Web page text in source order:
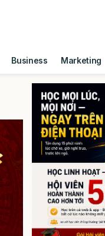
Business Marketing